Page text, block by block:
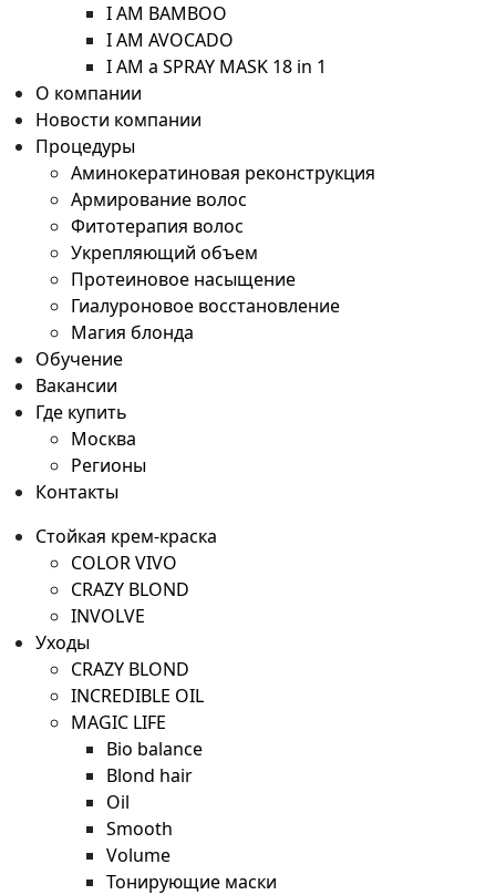
I AM BAMBOO
I AM AVOCADO
I AM a SPRAY MASK 18 in 1
О компании
Новости компании
Процедуры
Аминокератиновая реконструкция
Армирование волос
Фитотерапия волос
Укрепляющий объем
Протеиновое насыщение
Гиалуроновое восстановление
Магия блонда
Обучение
Вакансии
Где купить
Москва
Регионы
Контакты
Стойкая крем-краска
COLOR VIVO
CRAZY BLOND
INVOLVE
Уходы
CRAZY BLOND
INCREDIBLE OIL
MAGIC LIFE
Bio balance
Blond hair
Oil
Smooth
Volume
Тонирующие маски